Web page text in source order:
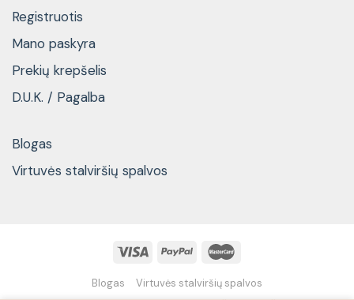
Registruotis
Mano paskyra
Prekių krepšelis
D.U.K. / Pagalba
Blogas
Virtuvės stalviršių spalvos
Blogas Virtuvės stalviršių spalvos